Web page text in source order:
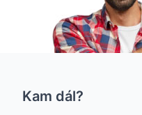
Kam dál?